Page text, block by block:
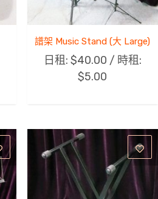
譜架 Music Stand (大 Large)
日租: $40.00 / 時租:
$5.00